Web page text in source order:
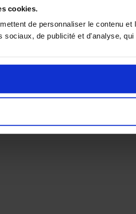
cookies.
de personnaliser le contenu
sociaux, de publicité et d'analyse,